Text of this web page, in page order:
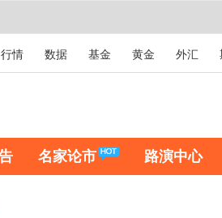
行情 数据 基金 黄金 外汇
名家论市 路演中心